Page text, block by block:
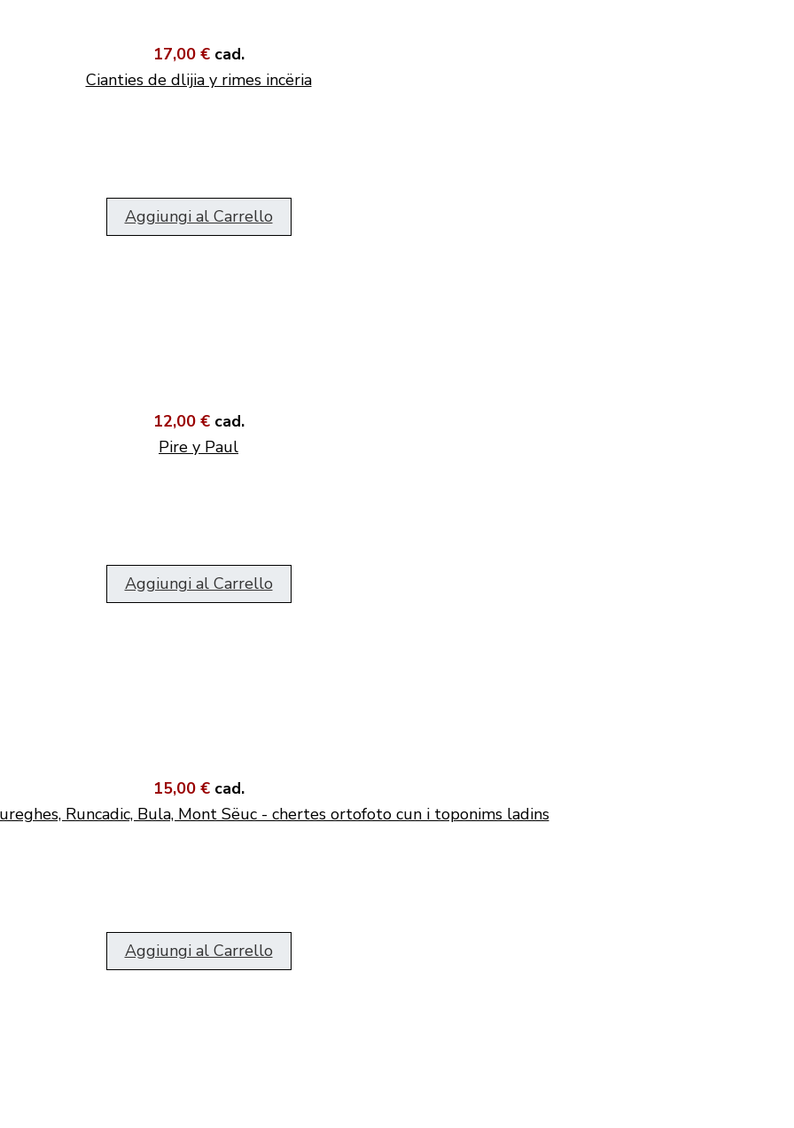
17,00 € cad.
Cianties de dlijia y rimes incëria
Aggiungi al Carrello
12,00 € cad.
Pire y Paul
Aggiungi al Carrello
15,00 € cad.
Runcadic, Bula, Mont Sëuc - chertes ortofoto cun i toponims ladins
Aggiungi al Carrello